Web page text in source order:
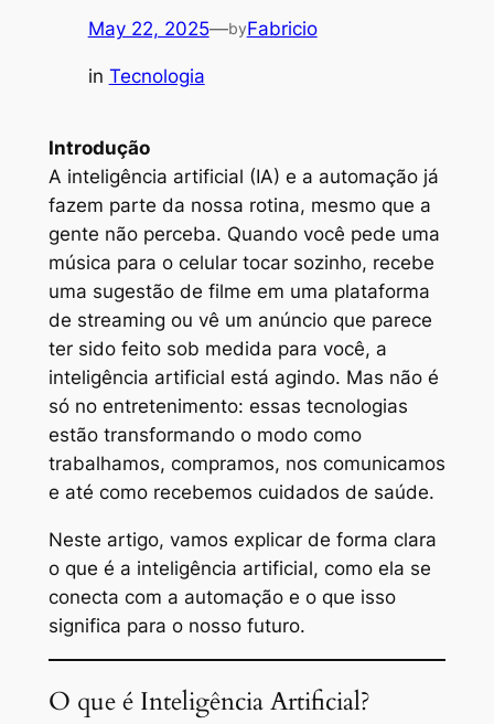
May 22, 2025—byFabricio
in Tecnologia
Introdução
A inteligência artificial (IA) e a automação já
fazem parte da nossa rotina, mesmo que a
gente não perceba. Quando você pede uma
música para o celular tocar sozinho, recebe
uma sugestão de filme em uma plataforma
de streaming ou vê um anúncio que parece
ter sido feito sob medida para você, a
inteligência artificial está agindo. Mas não é
só no entretenimento: essas tecnologias
estão transformando o modo como
trabalhamos, compramos, nos comunicamos
e até como recebemos cuidados de saúde.
Neste artigo, vamos explicar de forma clara
o que é a inteligência artificial, como ela se
conecta com a automação e o que isso
significa para o nosso futuro.
O que é Inteligência Artificial?